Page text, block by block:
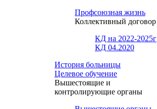
Профсоюзная жизнь
Коллективный договор
КД на 2022-2025г
КД 04.2020
История больницы
Целевое обучение
Вышестоящие и
контролирующие органы